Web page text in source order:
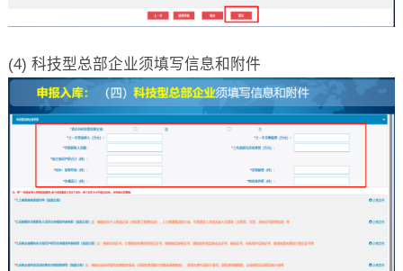
(4) 科技型总部企业须填写信息和附件